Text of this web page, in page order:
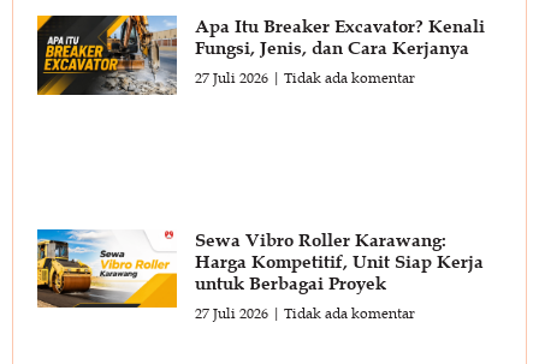
Apa Itu Breaker Excavator? Kenali
Fungsi, Jenis, dan Cara Kerjanya
27 Juli 2026 Tidak ada komentar
Sewa Vibro Roller Karawang:
Harga Kompetitif, Unit Siap Kerja
untuk Berbagai Proyek
27 Juli 2026 Tidak ada komentar